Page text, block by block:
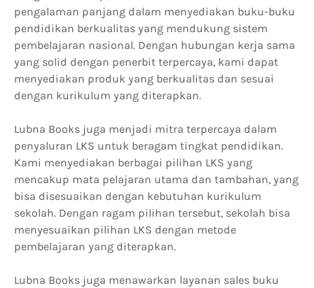
pengalaman panjang dalam menyediakan buku-buku
pendidikan berkualitas yang mendukung sistem
pembelajaran nasional. Dengan hubungan kerja sama
yang solid dengan penerbit terpercaya, kami dapat
menyediakan produk yang berkualitas dan sesuai
dengan kurikulum yang diterapkan.
Lubna Books juga menjadi mitra terpercaya dalam
penyaluran LKS untuk beragam tingkat pendidikan.
Kami menyediakan berbagai pilihan LKS yang
mencakup mata pelajaran utama dan tambahan, yang
bisa disesuaikan dengan kebutuhan kurikulum
sekolah. Dengan ragam pilihan tersebut, sekolah bisa
menyesuaikan pilihan LKS dengan metode
pembelajaran yang diterapkan.
Lubna Books juga menawarkan layanan sales buku